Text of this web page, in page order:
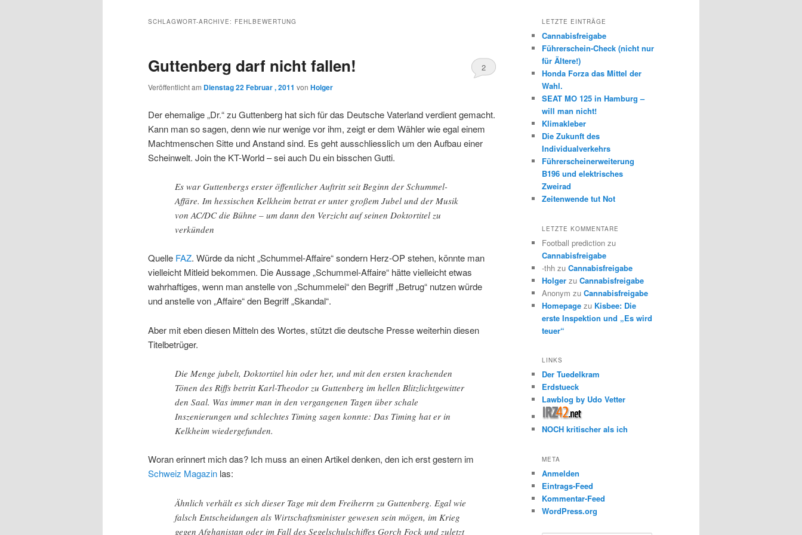
wechseln
SCHLAGWORT-ARCHIVE: FEHLBEWERTUNG
Guttenberg darf nicht fallen!
Veröffentlicht am Dienstag 22 Februar , 2011 von Holger
2
Der ehemalige „Dr.“ zu Guttenberg hat sich für das Deutsche Vaterland verdient gemacht.
Kann man so sagen, denn wie nur wenige vor ihm, zeigt er dem Wähler wie egal einem
Machtmenschen Sitte und Anstand sind. Es geht ausschliesslich um den Aufbau einer
Scheinwelt. Join the KT-World – sei auch Du ein bisschen Gutti.
Es war Guttenbergs erster öffentlicher Auftritt seit Beginn der Schummel-
Affäre. Im hessischen Kelkheim betrat er unter großem Jubel und der Musik
von AC/DC die Bühne – um dann den Verzicht auf seinen Doktortitel zu
verkünden
Quelle FAZ. Würde da nicht „Schummel-Affaire“ sondern Herz-OP stehen, könnte man
vielleicht Mitleid bekommen. Die Aussage „Schummel-Affaire“ hätte vielleicht etwas
wahrhaftiges, wenn man anstelle von „Schummelei“ den Begriff „Betrug“ nutzen würde
und anstelle von „Affaire“ den Begriff „Skandal“.
Aber mit eben diesen Mitteln des Wortes, stützt die deutsche Presse weiterhin diesen
Titelbetrüger.
Die Menge jubelt, Doktortitel hin oder her, und mit den ersten krachenden
Tönen des Riffs betritt Karl-Theodor zu Guttenberg im hellen Blitzlichtgewitter
den Saal. Was immer man in den vergangenen Tagen über schale
Inszenierungen und schlechtes Timing sagen konnte: Das Timing hat er in
Kelkheim wiedergefunden.
Woran erinnert mich das? Ich muss an einen Artikel denken, den ich erst gestern im
Schweiz Magazin las:
Ähnlich verhält es sich dieser Tage mit dem Freiherrn zu Guttenberg. Egal wie
falsch Entscheidungen als Wirtschaftsminister gewesen sein mögen, im Krieg
gegen Afghanistan oder im Fall des Segelschulschiffes Gorch Fock und zuletzt
LETZTE EINTRÄGE
Cannabisfreigabe
Führerschein-Check (nicht nur
für Ältere!)
Honda Forza das Mittel der
Wahl.
SEAT MO 125 in Hamburg –
will man nicht!
Klimakleber
Die Zukunft des
Individualverkehrs
Führerscheinerweiterung
B196 und elektrisches
Zweirad
Zeitenwende tut Not
LETZTE KOMMENTARE
Football prediction zu
Cannabisfreigabe
-thh zu Cannabisfreigabe
Holger zu Cannabisfreigabe
Anonym zu Cannabisfreigabe
Homepage zu Kisbee: Die
erste Inspektion und „Es wird
teuer“
LINKS
Der Tuedelkram
Erdstueck
Lawblog by Udo Vetter
NOCH kritischer als ich
META
Anmelden
Eintrags-Feed
Kommentar-Feed
WordPress.org